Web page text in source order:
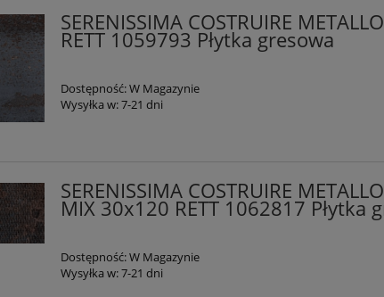
SERENISSIMA COSTRUIRE
RETT 1059793 Płytka gresowa
Dostępność:W Magazynie
Wysyłka w:7-21 dni
SERENISSIMA COSTRUIRE
MIX 30x120 RETT 1062817 Płytka
Dostępność:W Magazynie
Wysyłka w:7-21 dni